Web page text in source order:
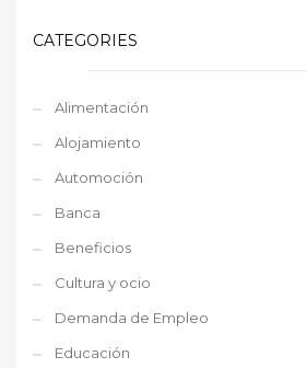
CATEGORIES
Alimentación
Alojamiento
Automoción
Banca
Beneficios
Cultura y ocio
Demanda de Empleo
Educación